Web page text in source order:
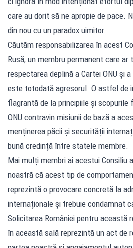
care au dorit să ne apropie de pace.
din nou cu un paradox uimitor.
Căutăm responsabilizarea în acest
Rusă, un membru permanent care ar
respectarea deplină a Cartei ONU și
este totodată agresorul. O astfel de
flagrantă de la principiile și scopurile
ONU contravin misiunii de bază a
menținerea păcii și securității
bună credință între statele membre.
Mai mulți membri ai acestui Consiliu
noastră că acest tip de
reprezintă o provocare concretă la
internaționale și trebuie condamnat
Solicitarea României pentru această
în această sală reprezintă un act de